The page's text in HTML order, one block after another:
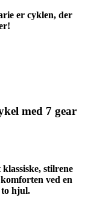
er cyklen, der
med 7 gear
stilrene
ved en
to hjul.